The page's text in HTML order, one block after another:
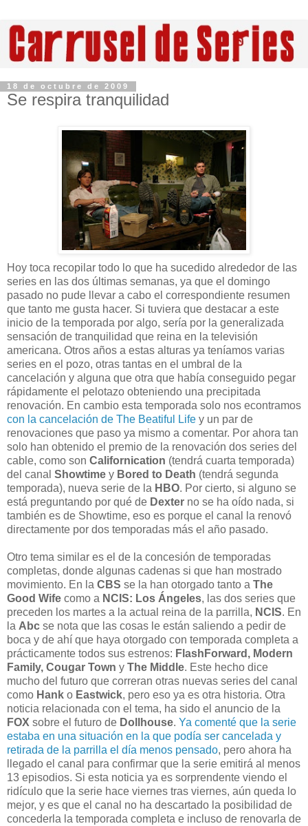
18 de octubre de 2009
Se respira tranquilidad
Hoy toca recopilar todo lo que ha sucedido alrededor de las
series en las dos últimas semanas, ya que el domingo
pasado no pude llevar a cabo el correspondiente resumen
que tanto me gusta hacer. Si tuviera que destacar a este
inicio de la temporada por algo, sería por la generalizada
sensación de tranquilidad que reina en la televisión
americana. Otros años a estas alturas ya teníamos varias
series en el pozo, otras tantas en el umbral de la
cancelación y alguna que otra que había conseguido pegar
rápidamente el pelotazo obteniendo una precipitada
renovación. En cambio esta temporada solo nos econtramos
con la cancelación de The Beatiful Life y un par de
renovaciones que paso ya mismo a comentar. Por ahora tan
solo han obtenido el premio de la renovación dos series del
cable, como son Californication (tendrá cuarta temporada)
del canal Showtime y Bored to Death (tendrá segunda
temporada), nueva serie de la HBO. Por cierto, si alguno se
está preguntando por qué de Dexter no se ha oído nada, si
también es de Showtime, eso es porque el canal la renovó
directamente por dos temporadas más el año pasado.
Otro tema similar es el de la concesión de temporadas
completas, donde algunas cadenas si que han mostrado
movimiento. En la CBS se la han otorgado tanto a The
Good Wife como a NCIS: Los Ángeles, las dos series que
preceden los martes a la actual reina de la parrilla, NCIS. En
la Abc se nota que las cosas le están saliendo a pedir de
boca y de ahí que haya otorgado con temporada completa a
prácticamente todos sus estrenos: FlashForward, Modern
Family, Cougar Town y The Middle. Este hecho dice
mucho del futuro que correran otras nuevas series del canal
como Hank o Eastwick, pero eso ya es otra historia. Otra
noticia relacionada con el tema, ha sido el anuncio de la
FOX sobre el futuro de Dollhouse. Ya comenté que la serie
estaba en una situación en la que podía ser cancelada y
retirada de la parrilla el día menos pensado, pero ahora ha
llegado el canal para confirmar que la serie emitirá al menos
13 episodios. Si esta noticia ya es sorprendente viendo el
ridículo que la serie hace viernes tras viernes, aún queda lo
mejor, y es que el canal no ha descartado la posibilidad de
concederla la temporada completa e incluso de renovarla de